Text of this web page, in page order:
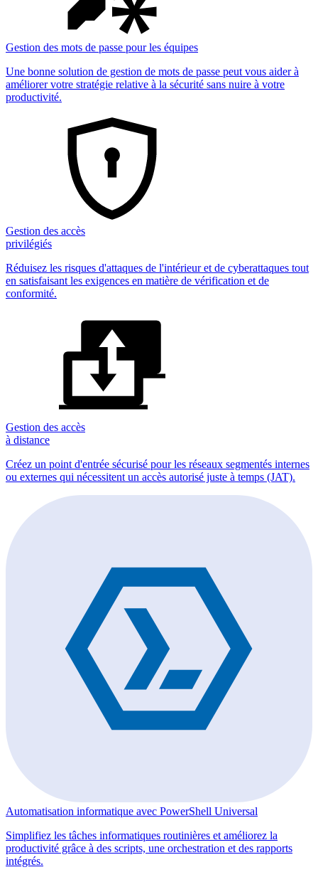
Gestion des mots de passe pour les équipes
Une bonne solution de gestion de mots de passe peut vous aider à
améliorer votre stratégie relative à la sécurité sans nuire à votre
productivité.
Gestion des accès
privilégiés
Réduisez les risques d'attaques de l'intérieur et de cyberattaques tout
en satisfaisant les exigences en matière de vérification et de
conformité.
Gestion des accès
à distance
Créez un point d'entrée sécurisé pour les réseaux segmentés internes
ou externes qui nécessitent un accès autorisé juste à temps (JAT).
Automatisation informatique avec PowerShell Universal
Simplifiez les tâches informatiques routinières et améliorez la
productivité grâce à des scripts, une orchestration et des rapports
intégrés.